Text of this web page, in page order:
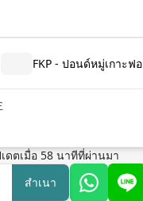
FKP - ปอนด์หมู่เกาะฟ
ดตเมื่อ 58 นาทีที่ผ่านมา
สำเนา